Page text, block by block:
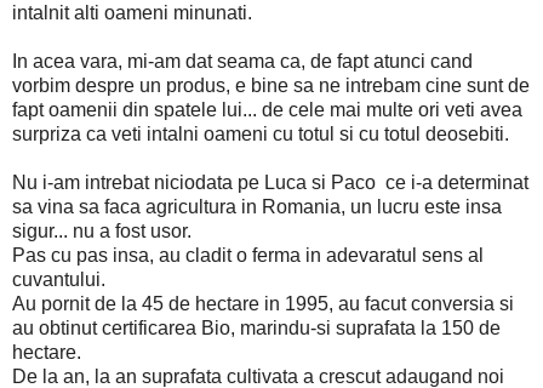
intalnit alti oameni minunati.
In acea vara, mi-am dat seama ca, de fapt atunci cand
vorbim despre un produs, e bine sa ne intrebam cine sunt de
fapt oamenii din spatele lui... de cele mai multe ori veti avea
surpriza ca veti intalni oameni cu totul si cu totul deosebiti.
Nu i-am intrebat niciodata pe Luca si Paco ce i-a determinat
sa vina sa faca agricultura in Romania, un lucru este insa
sigur... nu a fost usor.
Pas cu pas insa, au cladit o ferma in adevaratul sens al
cuvantului.
Au pornit de la 45 de hectare in 1995, au facut conversia si
au obtinut certificarea Bio, marindu-si suprafata la 150 de
hectare.
De la an, la an suprafata cultivata a crescut adaugand noi